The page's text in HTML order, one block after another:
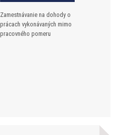
Zamestnávanie na dohody o
prácach vykonávaných mimo
pracovného pomeru